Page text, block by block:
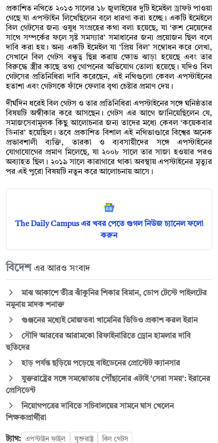
প্রকাশিত নথিতে ২০১৩ সালের ১৮ জুলাইয়ের দুটি ইমেইল ড্রাফট পাওয়া
গেছে যা এপস্টাইন লিখেছিলেন বলে ধারণা করা হচ্ছে। একটি ইমেইলে
বিল গেটসের জন্য ওষুধ সংগ্রহের কথা বলা হয়েছে, যা ‘রুশ মেয়েদের
সাথে সম্পর্কের ফলে সৃষ্ট সমস্যার’ সমাধানের জন্য প্রয়োজন ছিল বলে
দাবি করা হয়। অন্য একটি ইমেইল যা ‘প্রিয় বিল’ সম্বোধন করে লেখা,
সেখানে বিল গেটস বন্ধুত্ব ছিন্ন করায় ক্ষোভ ঝাড়া হয়েছে এবং তার
বিরুদ্ধে স্ত্রীর কাছে তথ্য গোপনের অভিযোগ তোলা হয়েছে। যদিও বিল
গেটসের প্রতিনিধিরা দাবি করেছেন, এই নথিগুলো কেবল এপস্টাইনের
হতাশা এবং গেটসকে ফাঁদে ফেলার বৃথা চেষ্টার প্রমাণ দেয়।
দীর্ঘদিন ধরেই বিল গেটস ও তার প্রতিনিধিরা এপস্টাইনের সঙ্গে ঘনিষ্ঠতার
বিষয়টি অস্বীকার করে আসছেন। গেটস এর আগে জানিয়েছিলেন যে,
সমাজসেবামূলক কিছু আলোচনার জন্য তাদের মধ্যে কেবল ‘কয়েকবার
ডিনার’ হয়েছিল। তবে প্রকাশিত বিশাল এই নথিভাণ্ডারে বিশ্বের অনেক
প্রভাবশালী ব্যক্তি, তারকা ও ব্যবসায়ীদের সঙ্গে এপস্টাইনের
যোগাযোগের প্রমাণ মিলেছে, যা ২০০৮ সালে তার সাজা হওয়ার পরও
অব্যাহত ছিল। ২০১৯ সালে কারাগারে থাকা অবস্থায় এপস্টাইনের মৃত্যুর
পর এই পুরো বিষয়টি নতুন করে আলোচনায় আসে।
The Daily Campus এর খবর পেতে গুগল নিউজ চ্যানেল ফলো
করুন
বিদেশ এর আরও সংবাদ
মাঝ আকাশে তীব্র ঝাঁকুনির শিকার বিমান, ডোপ টেস্টে পাইলটের
নমুনায় মাদক শনাক্ত
গুঞ্জনের মধ্যেই মোজতবা খামেনির ভিডিও প্রকাশ করল ইরান
সৌদি আরবের আরামকো রিফাইনারিতে ড্রোন হামলার দাবি
হুতিদের
হাড় পর্যন্ত ছড়িয়ে পড়েছে বাইডেনের প্রোস্টেট ক্যানসার
যুক্তরাষ্ট্রের সঙ্গে সমঝোতায় পৌঁছানোর এটাই ‘সেরা সময়’: ইরানের
প্রেসিডেন্ট
নিয়োগপত্রের দাবিতে সচিবালয়ের সামনে ঘাস খেলেন
শিক্ষকপ্রার্থীরা
ট্যাগ: এপস্টাইন ফাইল যুক্তরাষ্ট্র বিল গেটস